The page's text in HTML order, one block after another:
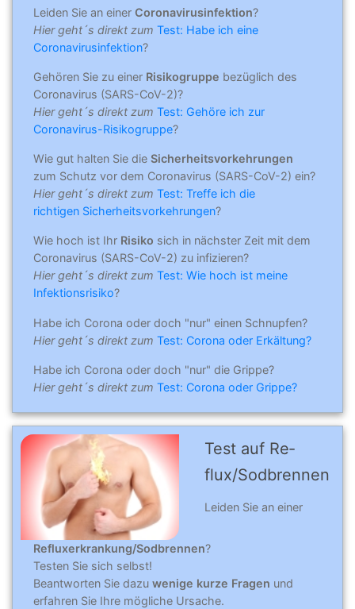
Leiden Sie an einer Coronavirusinfektion?
Hier geht´s direkt zum Test: Habe ich eine
Coronavirusinfektion?
Gehören Sie zu einer Risikogruppe bezüglich des
Coronavirus (SARS-CoV-2)?
Hier geht´s direkt zum Test: Gehöre ich zur
Coronavirus-Risikogruppe?
Wie gut halten Sie die Sicherheitsvorkehrungen
zum Schutz vor dem Coronavirus (SARS-CoV-2) ein?
Hier geht´s direkt zum Test: Treffe ich die
richtigen Sicherheitsvorkehrungen?
Wie hoch ist Ihr Risiko sich in nächster Zeit mit dem
Coronavirus (SARS-CoV-2) zu infizieren?
Hier geht´s direkt zum Test: Wie hoch ist meine
Infektionsrisiko?
Habe ich Corona oder doch "nur" einen Schnupfen?
Hier geht´s direkt zum Test: Corona oder Erkältung?
Habe ich Corona oder doch "nur" die Grippe?
Hier geht´s direkt zum Test: Corona oder Grippe?
Test auf Re­
flux/Sod­bren­nen
Leiden Sie an einer
Refluxerkrankung/Sodbrennen?
Testen Sie sich selbst!
Beantworten Sie dazu wenige kurze Fragen und
erfahren Sie Ihre mögliche Ursache.